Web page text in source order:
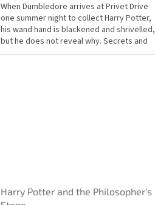
When Dumbledore arrives at Privet Drive
one summer night to collect Harry Potter,
his wand hand is blackened and shrivelled,
but he does not reveal why. Secrets and
suspicion...
Harry Potter and the Philosopher's